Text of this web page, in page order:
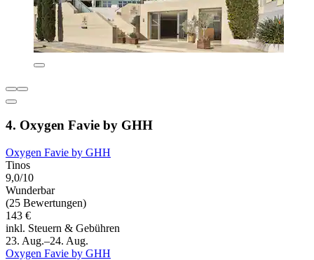
4. Oxygen Favie by GHH
Oxygen Favie by GHH
Tinos
9,0/10
Wunderbar
(25 Bewertungen)
143 €
inkl. Steuern & Gebühren
23. Aug.–24. Aug.
Oxygen Favie by GHH